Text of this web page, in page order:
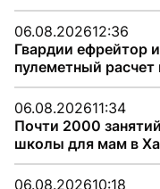
06.08.202612:36
Гвардии ефрейтор
пулеметный
06.08.202611:34
Почти 2000
школы для мам в
06.08.202610:18